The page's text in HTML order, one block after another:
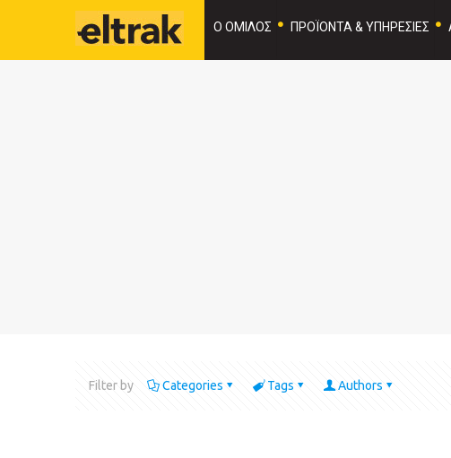
Ο ΟΜΙΛΟΣ ΠΡΟΪΟΝΤΑ & ΥΠΗΡΕΣΙΕΣ
Filter by Categories Tags Authors